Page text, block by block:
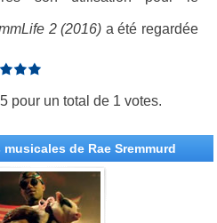
2 (2016) a été regardée
5 pour un total de 1 votes.
de Rae Sremmurd